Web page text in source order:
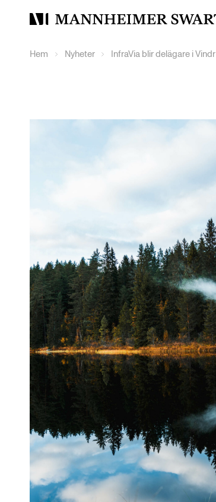
Mannheimer
Hem Nyheter InfraVia blir delägare i Vindr